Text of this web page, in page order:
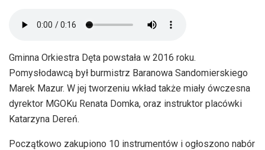
Gminna Orkiestra Dęta powstała w 2016 roku.
Pomysłodawcą był burmistrz Baranowa Sandomierskiego
Marek Mazur. W jej tworzeniu wkład także miały ówczesna
dyrektor MGOKu Renata Domka, oraz instruktor placówki
Katarzyna Dereń.
Początkowo zakupiono 10 instrumentów i ogłoszono nabór